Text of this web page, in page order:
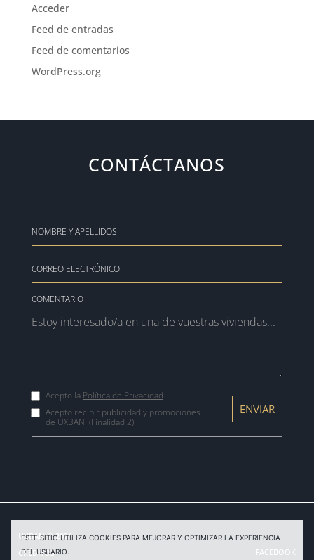
Acceder
Feed de entradas
Feed de comentarios
WordPress.org
CONTÁCTANOS
COMENTARIO
Acepto la Política de Privacidad.
Acepto recibir publicidad y promociones
de UXBAN. (Finalidad 2).
FACEBOOK
UXBAN © 2026
CRÉDITOS
ESTE SITIO UTILIZA COOKIES PARA MEJORAR Y OPTIMIZAR LA EXPERIENCIA
DEL USUARIO.